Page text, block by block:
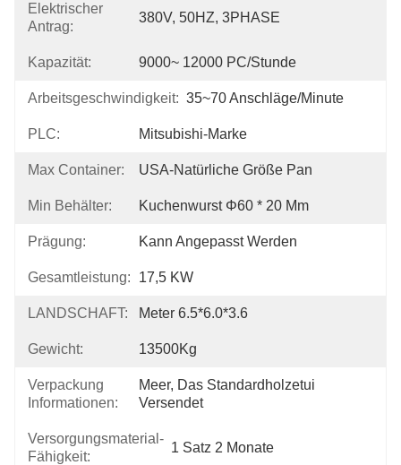
Elektrischer
Antrag:
380V, 50HZ, 3PHASE
Kapazität: 9000~ 12000 PC/Stunde
Arbeitsgeschwindigkeit: 35~70 Anschläge/Minute
PLC: Mitsubishi-Marke
Max Container: USA-Natürliche Größe Pan
Min Behälter: Kuchenwurst Φ60 * 20 Mm
Prägung: Kann Angepasst Werden
Gesamtleistung: 17,5 KW
LANDSCHAFT: Meter 6.5*6.0*3.6
Gewicht: 13500Kg
Verpackung
Informationen:
Meer, Das Standardholzetui
Versendet
Versorgungsmaterial-
Fähigkeit:
1 Satz 2 Monate